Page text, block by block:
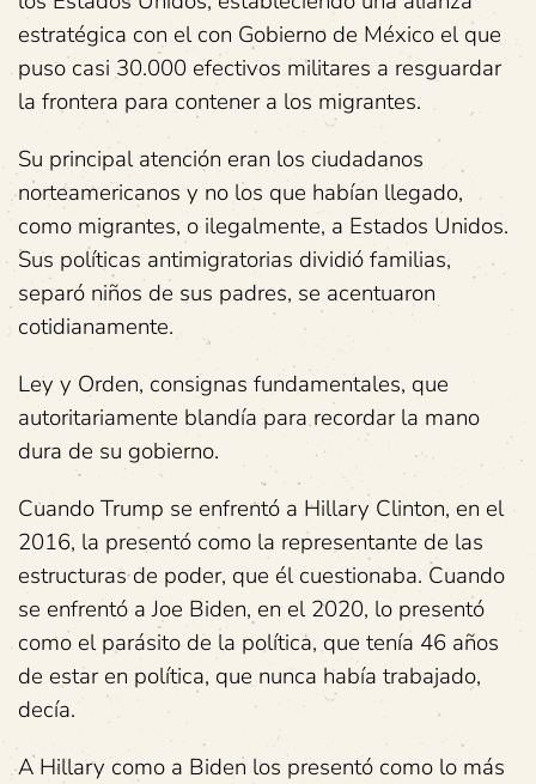
estratégica con el con Gobierno de México el que
puso casi 30.000 efectivos militares a resguardar
la frontera para contener a los migrantes.
Su principal atención eran los ciudadanos
norteamericanos y no los que habían llegado,
como migrantes, o ilegalmente, a Estados Unidos.
Sus políticas antimigratorias dividió familias,
separó niños de sus padres, se acentuaron
cotidianamente.
Ley y Orden, consignas fundamentales, que
autoritariamente blandía para recordar la mano
dura de su gobierno.
Cuando Trump se enfrentó a Hillary Clinton, en el
2016, la presentó como la representante de las
estructuras de poder, que él cuestionaba. Cuando
se enfrentó a Joe Biden, en el 2020, lo presentó
como el parásito de la política, que tenía 46 años
de estar en política, que nunca había trabajado,
decía.
A Hillary como a Biden los presentó como lo más